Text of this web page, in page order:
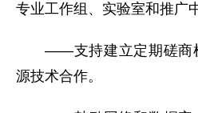
专业工作组、实验室和推广
——支持建立定期磋商
源技术合作。